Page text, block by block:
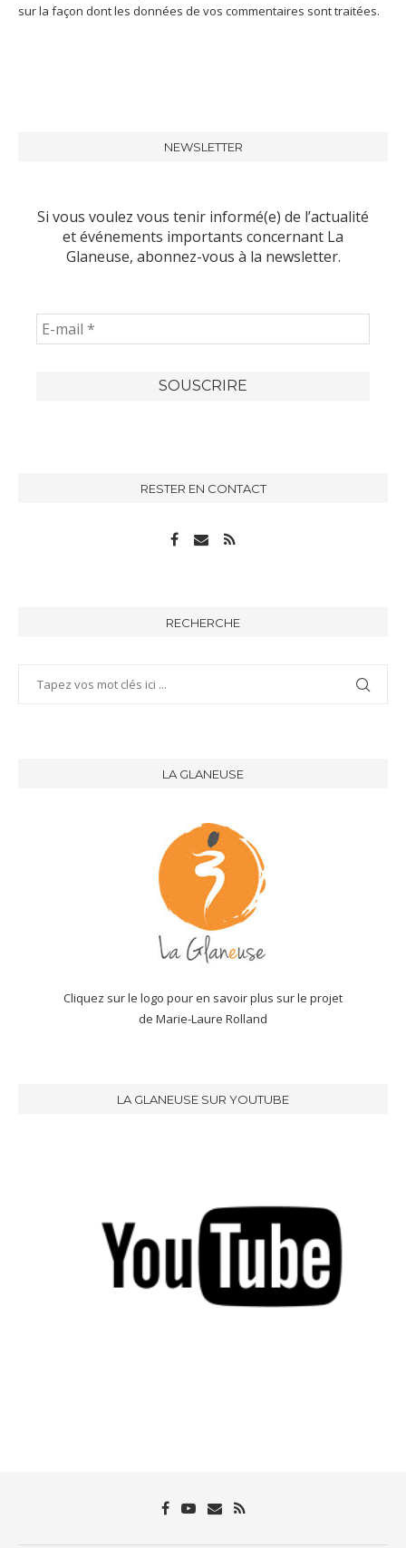
sur la façon dont les données de vos commentaires sont traitées.
NEWSLETTER
Si vous voulez vous tenir informé(e) de l’actualité
et événements importants concernant La
Glaneuse, abonnez-vous à la newsletter.
RESTER EN CONTACT
RECHERCHE
LA GLANEUSE
Cliquez sur le logo pour en savoir plus sur le projet
de Marie-Laure Rolland
LA GLANEUSE SUR YOUTUBE